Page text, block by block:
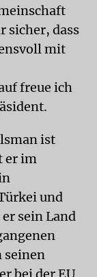
sicher, dass
mit
freue ich
ist
er im
und
sein Land
seinen
bei der EU